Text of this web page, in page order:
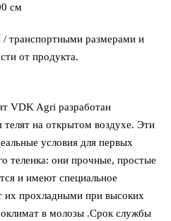
cм
транспортными размерами и
от продукта.
VDK Agri разработан
на открытом воздухе. Эти
условия для первых
теленка: они прочные, простые
и имеют специальное
их прохладными при высоких
в молозы .Срок службы